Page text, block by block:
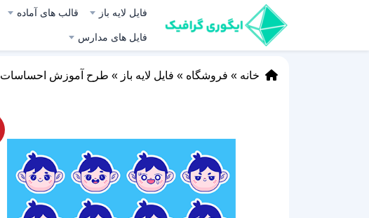
فایل لایه باز قالب های آماده
فایل های مدارس
خانه » فروشگاه » فایل لایه باز » طرح آموزش احساسات